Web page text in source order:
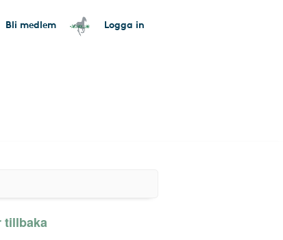
Bli medlem Logga in
tillbaka